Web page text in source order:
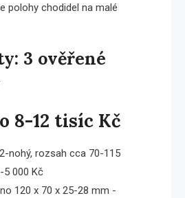
polohy chodidel na malé
3 ověřené
8-12 tisíc Kč
nohý, rozsah cca 70-115
5 000 Kč
120 x 70 x 25-28 mm -